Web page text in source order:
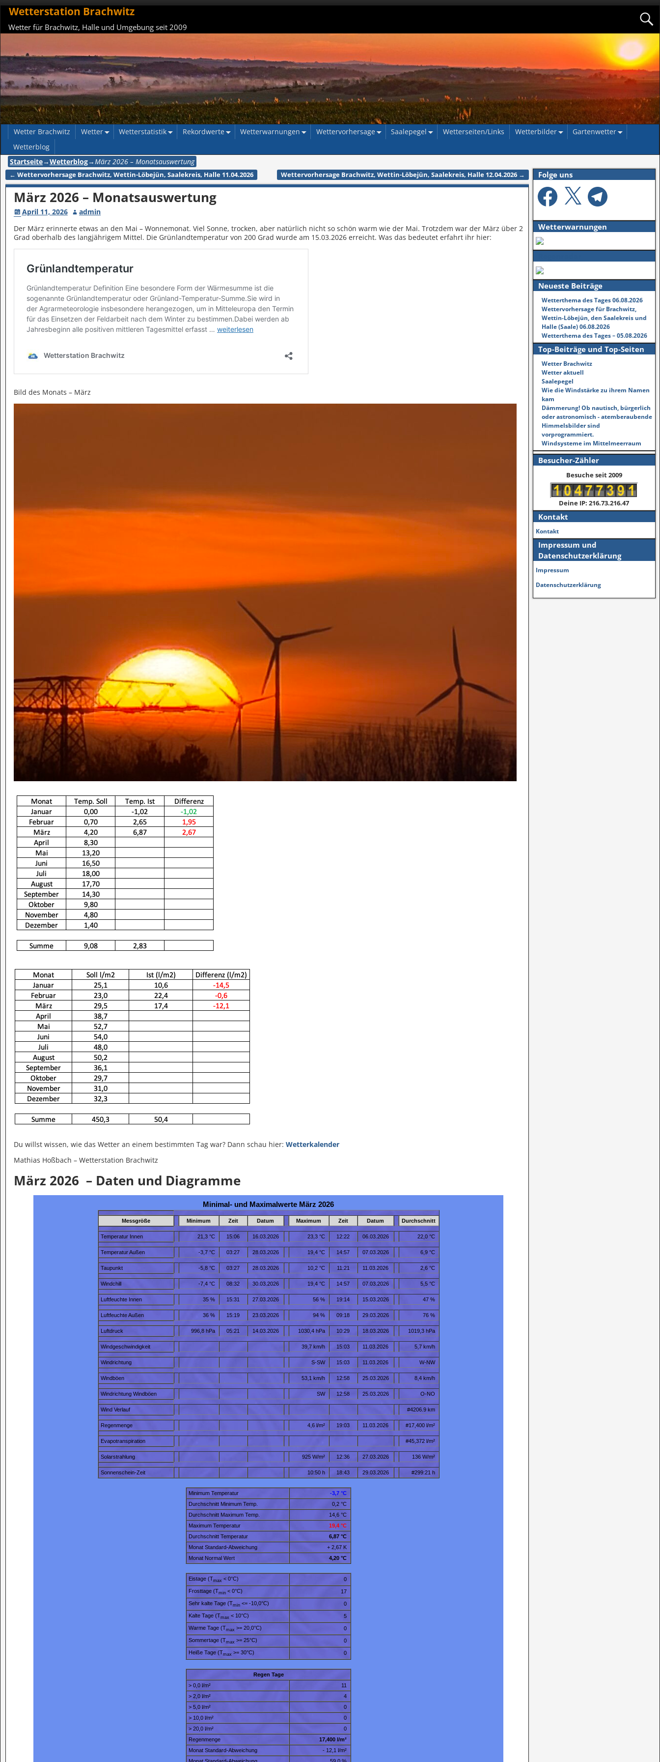
Wetterstation Brachwitz
Wetter für Brachwitz, Halle und Umgebung seit 2009
Wetter Brachwitz Wetter Wetterstatistik Rekordwerte Wetterwarnungen Wettervorhersage Saalepegel Wetterseiten/Links Wetterbilder
Gartenwetter
Wetterblog
Startseite→Wetterblog→März 2026 – Monatsauswertung
Artikelnavigation
← Wettervorhersage Brachwitz, Wettin-Löbejün, Saalekreis, Halle 11.04.2026 Wettervorhersage Brachwitz, Wettin-Löbejün, Saalekreis, Halle 12.04.2026 →
März 2026 – Monatsauswertung
April 11, 2026
admin
Der März erinnerte etwas an den Mai – Wonnemonat. Viel Sonne, trocken, aber natürlich nicht so schön warm wie der Mai. Trotzdem war der März über 2
Grad oberhalb des langjährigem Mittel. Die Grünlandtemperatur von 200 Grad wurde am 15.03.2026 erreicht. Was das bedeutet erfahrt ihr hier:
Bild des Monats – März
Du willst wissen, wie das Wetter an einem bestimmten Tag war? Dann schau hier: Wetterkalender
Mathias Hoßbach – Wetterstation Brachwitz
März 2026 – Daten und Diagramme
Folge uns
Wetterwarnungen
Neueste Beiträge
Wetterthema des Tages 06.08.2026
Wettervorhersage für Brachwitz,
Wettin-Löbejün, den Saalekreis und
Halle (Saale) 06.08.2026
Wetterthema des Tages – 05.08.2026
Top-Beiträge und Top-Seiten
Wetter Brachwitz
Wetter aktuell
Saalepegel
Wie die Windstärke zu ihrem Namen
kam
Dämmerung! Ob nautisch, bürgerlich
oder astronomisch - atemberaubende
Himmelsbilder sind
vorprogrammiert.
Windsysteme im Mittelmeerraum
Besucher-Zähler
Besuche seit 2009
Deine IP: 216.73.216.47
Kontakt
Kontakt
Impressum und
Datenschutzerklärung
Impressum
Datenschutzerklärung